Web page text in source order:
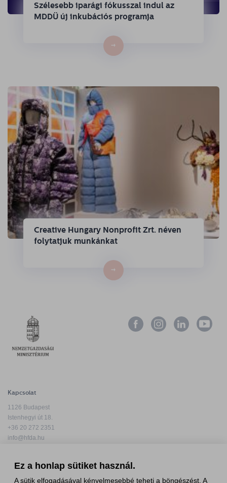
Szélesebb iparági fókusszal indul az
MDDÜ új inkubációs programja
→
Creative Hungary Nonprofit Zrt. néven
folytatjuk munkánkat
→
Kapcsolat
1126 Budapest
Istenhegyi út 18.
+36 20 272 2351
info@hfda.hu
Ez a honlap sütiket használ.
A sütik elfogadásával kényelmesebbé teheti a böngészést. A